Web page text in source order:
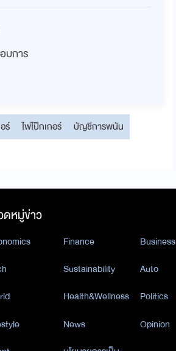
บการ
ร์ ไพ่โป๊กเกอร์ บัญชีการพนัน
หมู่ข่าว
Finance
Business
Sustainability
Auto
Health&Wellness
Politics
News
Opinion